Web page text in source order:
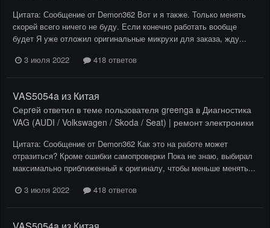
Цитата: Сообщение от Demon362 Вот и я также. Только менять
скорей всего ничего не буду. Если конечно работать вообще
будет Я уже отложил оригинальные микрухи для заказа, жду...
3 июля 2022
418 ответов
VAS5054a из Китая
Серreй ответил в теме пользователя greenga в Диагностика
VAG (AUDI / Volkswagen / Skoda / Seat) | ремонт электроники
Цитата: Сообщение от Demon362 Как это на работе может
отразиться? Кроме ошибки самопроверки Пока не знаю, выбирал
максимально приближенный к оригиналу, чтобы меньше менять...
3 июля 2022
418 ответов